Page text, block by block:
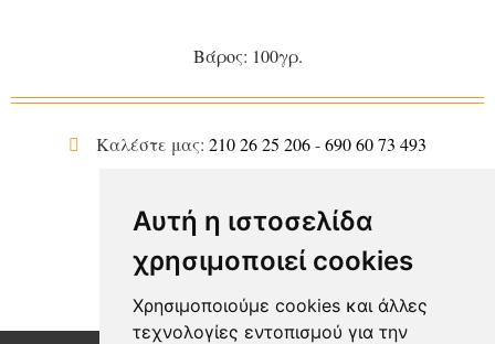
Αυτή η ιστοσελίδα
χρησιμοποιεί cookies
Χρησιμοποιούμε cookies και άλλες
τεχνολογίες εντοπισμού για την
Βάρος: 100γρ.
Καλέστε μας: 210 26 25 206-690 60 73 493